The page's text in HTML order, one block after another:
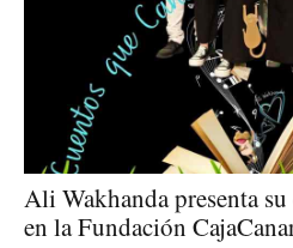
Ali Wakhanda presenta
en la Fundación